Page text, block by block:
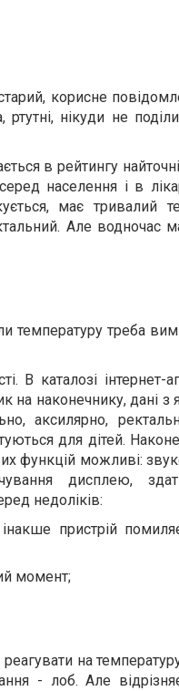
корисне
нікуди не
в рейтингу
населення і в
має тривалий
Але водночас
температуру треба
В каталозі інтернет-
на наконечнику, дані з
аксилярно,
для дітей.
функцій можливі:
дисплею,
недоліків:
пристрій
момент;
на
- лоб. Але